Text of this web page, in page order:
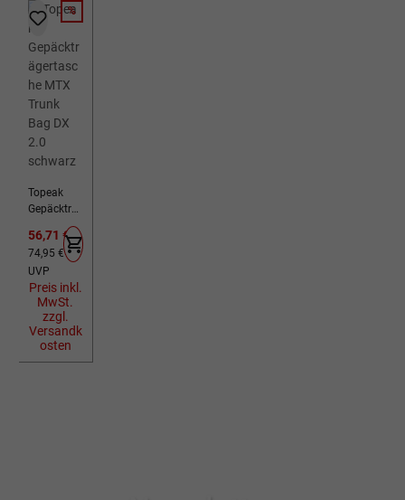
RABATT
%
Topeak
Gepäckträ
gertasche
MTX Trunk
Bag DX 2.0
schwarz
Verkaufspreis:
56,71 €
Regulärer Preis:
74,95 €
UVP
Preis inkl.
MwSt.
zzgl.
Versandk
osten